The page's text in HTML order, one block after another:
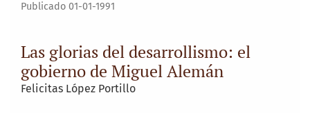
Las glorias del desarrollismo: el
gobierno de Miguel Alemán
Publicado 01-01-1991
Felicitas López Portillo